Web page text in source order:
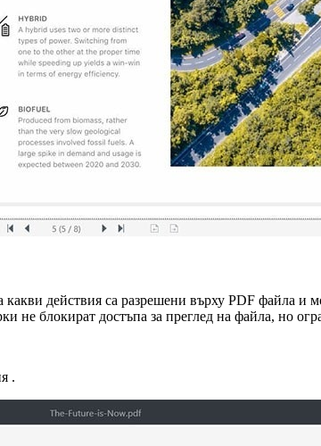
действия са разрешени върху PDF файла и
не блокират достъпа за преглед на файла, но
.